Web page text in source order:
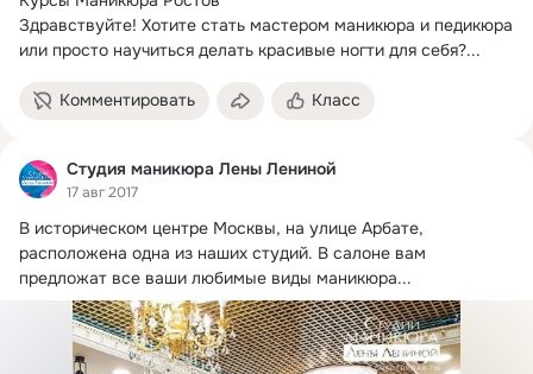
Здравствуйте! Хотите стать мастером маникюра и педикюра
или просто научиться делать красивые ногти для себя?...
Комментировать Класс
Студия маникюра Лены Лениной
17 авг 2017
В историческом центре Москвы, на улице Арбате,
расположена одна из наших студий. В салоне вам
предложат все ваши любимые виды маникюра...